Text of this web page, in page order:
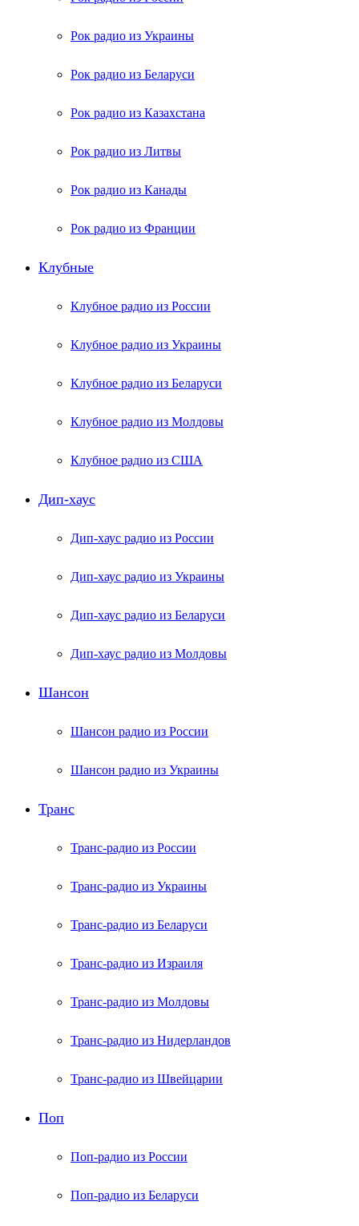
Рок радио из Украины
Рок радио из Беларуси
Рок радио из Казахстана
Рок радио из Литвы
Рок радио из Канады
Рок радио из Франции
Клубные
Клубное радио из России
Клубное радио из Украины
Клубное радио из Беларуси
Клубное радио из Молдовы
Клубное радио из США
Дип-хаус
Дип-хаус радио из России
Дип-хаус радио из Украины
Дип-хаус радио из Беларуси
Дип-хаус радио из Молдовы
Шансон
Шансон радио из России
Шансон радио из Украины
Транс
Транс-радио из России
Транс-радио из Украины
Транс-радио из Беларуси
Транс-радио из Израиля
Транс-радио из Молдовы
Транс-радио из Нидерландов
Транс-радио из Швейцарии
Поп
Поп-радио из России
Поп-радио из Беларуси